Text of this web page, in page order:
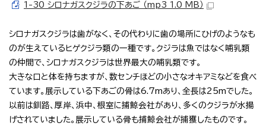
1-30 シロナガスクジラの下あご （mp3 1.0 MB）
シロナガスクジラは歯がなく、その代わりに歯の場所にひげのようなも
のが生えているヒゲクジラ類の一種です。クジラは魚ではなく哺乳類
の仲間で、シロナガスクジラは世界最大の哺乳類です。
大きな口と体を持ちますが、数センチほどの小さなオキアミなどを食べ
ています。展示している下あごの骨は6.7mあり、全長は25mでした。
以前は釧路、厚岸、浜中、根室に捕鯨会社があり、多くのクジラが水揚
げされていました。展示している骨も捕鯨会社が捕獲したものです。